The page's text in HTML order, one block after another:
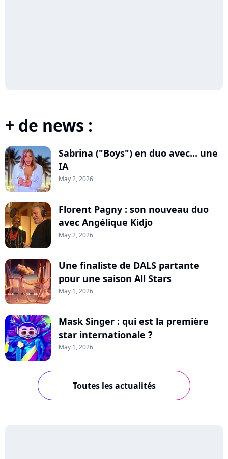
+ de news :
Sabrina ("Boys") en duo avec... une
IA
May 2, 2026
Florent Pagny : son nouveau duo
avec Angélique Kidjo
May 2, 2026
Une finaliste de DALS partante
pour une saison All Stars
May 1, 2026
Mask Singer : qui est la première
star internationale ?
May 1, 2026
Toutes les actualités